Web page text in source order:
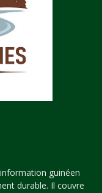
guinéen
durable. Il couvre